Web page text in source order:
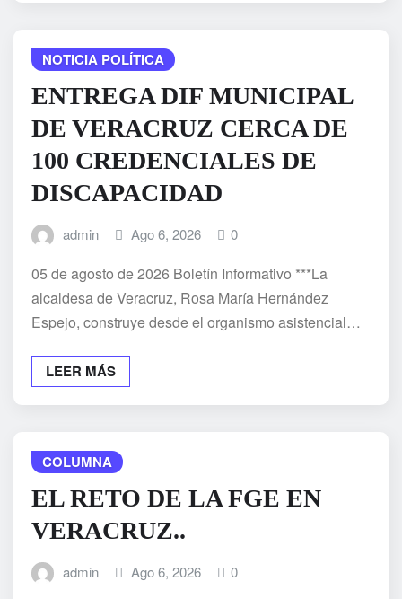
NOTICIA POLÍTICA
ENTREGA DIF MUNICIPAL
DE VERACRUZ CERCA DE
100 CREDENCIALES DE
DISCAPACIDAD
admin Ago 6, 2026 0
05 de agosto de 2026 Boletín Informativo ***La
alcaldesa de Veracruz, Rosa María Hernández
Espejo, construye desde el organismo asistencial…
LEER MÁS
COLUMNA
EL RETO DE LA FGE EN
VERACRUZ..
admin Ago 6, 2026 0